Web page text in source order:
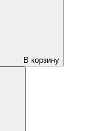
В корзину